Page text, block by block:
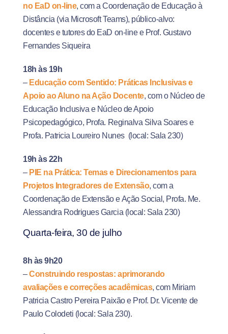
no EaD on-line, com a Coordenação de Educação à
Distância (via Microsoft Teams), público-alvo:
docentes e tutores do EaD on-linee Prof. Gustavo
Fernandes Siqueira
18h às 19h
– Educação com Sentido: Práticas Inclusivas e
Apoio ao Aluno na Ação Docente, com o Núcleo de
Educação Inclusiva e Núcleo de Apoio
Psicopedagógico, Profa. Reginalva Silva Soares e
Profa. Patricia Loureiro Nunes (local: Sala 230)
19h às 22h
– PIE na Prática: Temas e Direcionamentos para
Projetos Integradores de Extensão, com a
Coordenação de Extensão e Ação Social , Profa. Me.
Alessandra Rodrigues Garcia (local: Sala 230)
Quarta-feira, 30 de julho
8h às 9h20
–Construindo respostas: aprimorando
avaliações e correções acadêmicas, com Miriam
Patricia Castro Pereira Paixãoe Prof. Dr. Vicente de
PauloColodeti (local: Sala 230).